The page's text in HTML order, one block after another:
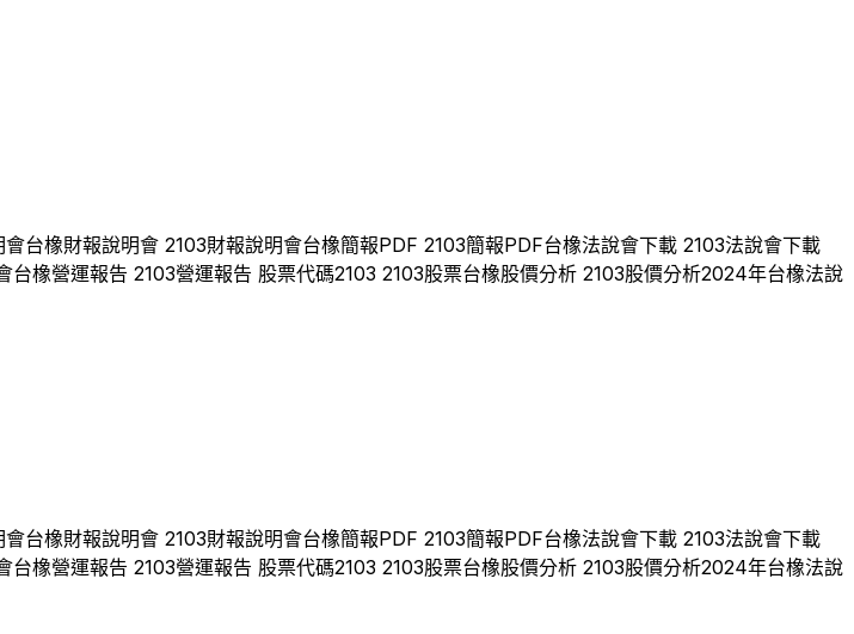
會台橡財報說明會 2103財報說明會台橡簡報PDF 2103簡報PDF台橡法說會下載 2103法說會下載
台橡營運報告 2103營運報告 股票代碼2103 2103股票台橡股價分析 2103股價分析2024年台橡法說
會台橡財報說明會 2103財報說明會台橡簡報PDF 2103簡報PDF台橡法說會下載 2103法說會下載
台橡營運報告 2103營運報告 股票代碼2103 2103股票台橡股價分析 2103股價分析2024年台橡法說